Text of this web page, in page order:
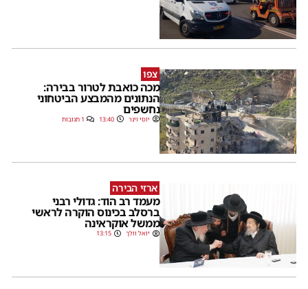
צפו
מכה כואבת לטרור בבירה:
הנתונים מהמבצע הביטחוני
נחשפים
יוסי וינר 13:40 1 תגובות
ארזי הבירה
מעמד רב הוד: גדולי רבני
ברסלב בכינוס הוקרה לראשי
ממשל אוקראינה
יואל וולך 13:15